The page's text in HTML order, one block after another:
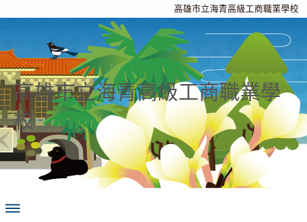
高雄市立海青高級工商職業學校
高雄市立海青高級工商職業學
校